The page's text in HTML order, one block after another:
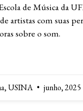
de Música da
artistas com suas
sobre o som.
USINA junho, 2025